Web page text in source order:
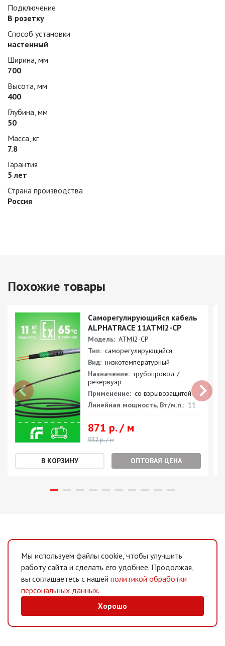
Подключение
В розетку
Способ установки
настенный
Ширина, мм
700
Высота, мм
400
Глубина, мм
50
Масса, кг
7.8
Гарантия
5 лет
Страна производства
Россия
Похожие товары
Саморегулирующийся кабель
ALPHATRACE 11ATMI2-CP
Модель: ATMI2-CP
Тип: саморегулирующийся
Вид: низкотемпературный
Назначение: трубопровод /
резервуар
Применение: со взрывозащитой
Линейная мощность, Вт/м.п.: 11
871 р. / м
932 р. / м
ОПТОВАЯ ЦЕНА
Мы используем файлы cookie, чтобы улучшить
работу сайта и сделать его удобнее. Продолжая,
вы соглашаетесь с нашей политикой обработки
персональных данных.
Хорошо